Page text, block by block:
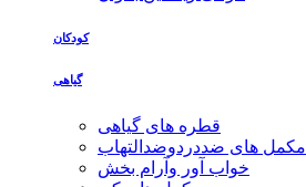
کودکان
گیاهی
قطره های گیاهی
مکمل های ضددردوضدالتهاب
خواب آور وآرام بخش